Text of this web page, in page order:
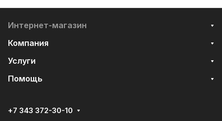
Интернет-магазин
Компания
Услуги
Помощь
+7 343 372-30-10